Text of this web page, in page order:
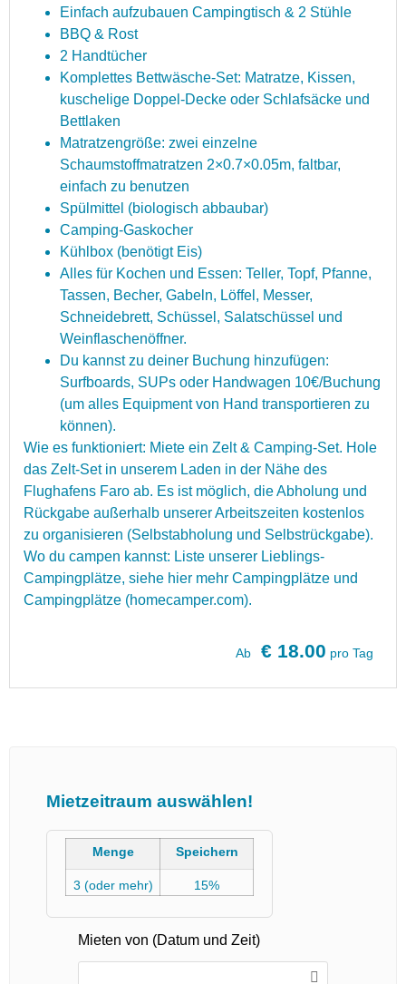
Einfach aufzubauen Campingtisch & 2 Stüh le
BBQ & Rost
2 Handtücher
Komplettes Bettwäsche-Set: Matratze, Kissen,
kusche lige Doppel -Decke oder Schl afsäcke und
Bettlaken
Matratzengröße: zwei einzel ne
Schaumstoffmatratzen 2×0.7×0.05m, faltbar,
einfach zu benutzen
Spü mittel (biologisch abbaubar)
Camping-Gaskocher
Kühl box (benötigtEis)
All es für Kochen und Essen: Teller, Topf, Pfanne,
Tassen, Becher, Gabel n, Löffel , Messer,
Schneidebrett, Schüssel , Sal atschüssel und
Weinflaschenöffner.
Du kannstzu deiner Buchung hinzufügen:
Surfboards, SUPs oder Handwagen 10€/Buchung
(um all es Equipmentvon Hand transportieren zu
können).
Wie es funktioniert: Miete ein Zelt& Camping-Set. Hole
das Zelt-Setin unserem Laden in der Nähe des
Fl ughafens Faro ab. Es istmögl ich, dieAbhol ung und
Rückgabe außerhal b unsererArbeitszeiten kosten los
zu organisieren (Sel bstabhol ung und Sel bstrückgabe).
Wo du campen kannst: Liste unserer Liebl ings-
Campingpl ätze, siehe hier mehr Campingpl ätze und
Campingpl ätze (homecamper.com).
Ab € 18.00 pro Tag
Mietzeitraum auswählen!
Menge Speichern
3 (oder mehr) 15%
Mieten von (Datum und Zeit)